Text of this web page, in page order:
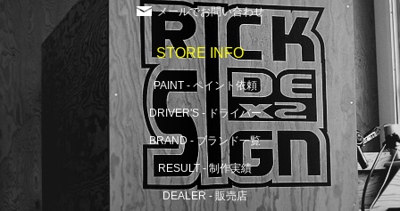
メールでお問い合わせ
STORE INFO
PAINT - ペイント依頼
DRIVER'S - ドライバー
BRAND - ブランド一覧
RESULT - 制作実績
DEALER - 販売店